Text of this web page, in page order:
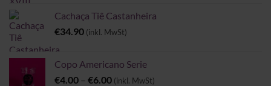
Cachaça Tiê Castanheira
€34.90 (inkl. MwSt)
Copo Americano Serie
€4.00 – €6.00Preisspanne:
(inkl. MwSt)